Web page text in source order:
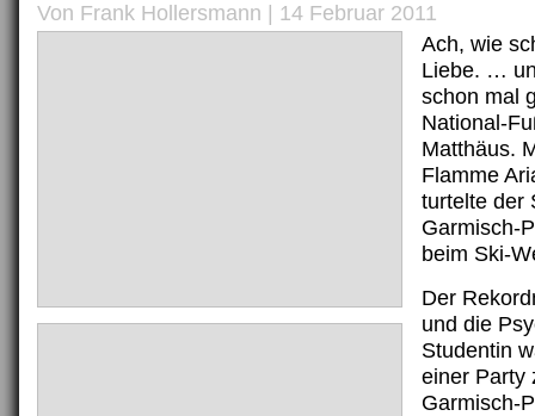
Von Frank Hollersmann | 14 Februar 2011
Ach, wie
Liebe. …
schon mal
National-
Matthäus.
Flamme
turtelte der
Garmisch-
beim Ski-
Der
und die
Studentin
einer Party
Garmisch-